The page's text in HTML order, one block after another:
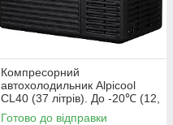
Компресорний
автохолодильник Alpicool
CL40 (37 літрів). До -20℃ (12,
24, 220 вольт)
Готово до відправки